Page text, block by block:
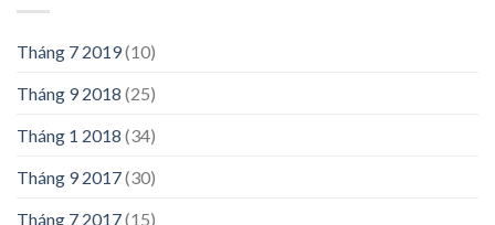
Tháng 7 2019(10)
Tháng 9 2018 (25)
Tháng 1 2018 (34)
Tháng 9 2017(30)
Tháng 7 2017(15)